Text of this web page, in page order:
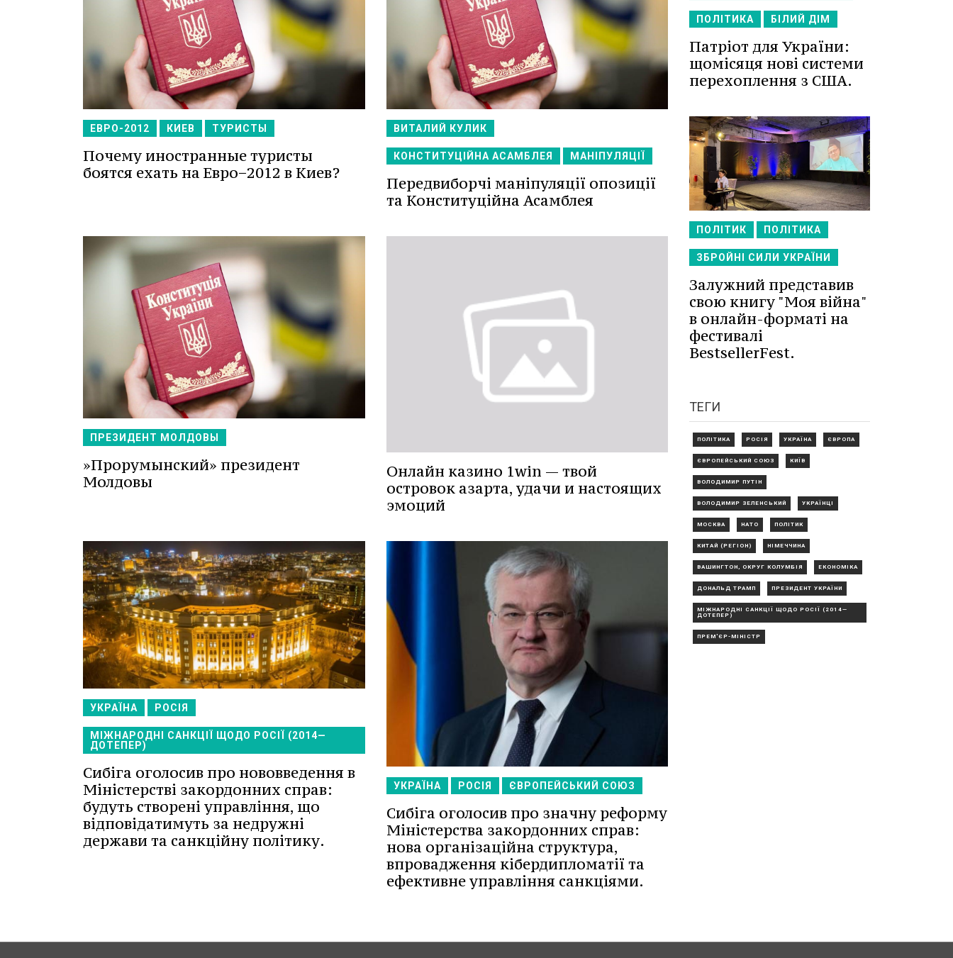
ЕВРО-2012 КИЕВ ТУРИСТЫ
Почему иностранные туристы
боятся ехать на Евро−2012 в Киев?
ВИТАЛИЙ КУЛИК
КОНСТИТУЦІЙНА АСАМБЛЕЯ МАНІПУЛЯЦІЇ
Передвиборчі маніпуляції опозиції
та Конституційна Асамблея
ПРЕЗИДЕНТ МОЛДОВЫ
»Прорумынский» президент
Молдовы
Онлайн казино 1win — твой
островок азарта, удачи и настоящих
эмоций
УКРАЇНА РОСІЯ
МІЖНАРОДНІ САНКЦІЇ ЩОДО РОСІЇ (2014—
ДОТЕПЕР)
Сибіга оголосив про нововведення в
Міністерстві закордонних справ:
будуть створені управління, що
відповідатимуть за недружні
держави та санкційну політику.
УКРАЇНА РОСІЯ ЄВРОПЕЙСЬКИЙ СОЮЗ
Сибіга оголосив про значну реформу
Міністерства закордонних справ:
нова організаційна структура,
впровадження кібердипломатії та
ефективне управління санкціями.
ПОЛІТИКА БІЛИЙ ДІМ
Патріот для України:
щомісяця нові системи
перехоплення з США.
ПОЛІТИК ПОЛІТИКА
ЗБРОЙНІ СИЛИ УКРАЇНИ
Залужний представив
свою книгу "Моя війна"
в онлайн-форматі на
фестивалі
BestsellerFest.
ТЕГИ
ПОЛІТИКА РОСІЯ УКРАЇНА ЄВРОПА
ЄВРОПЕЙСЬКИЙ СОЮЗ КИЇВ
ВОЛОДИМИР ПУТІН
ВОЛОДИМИР ЗЕЛЕНСЬКИЙ УКРАЇНЦІ
МОСКВА НАТО ПОЛІТИК
КИТАЙ (РЕГІОН) НІМЕЧЧИНА
ВАШИНГТОН, ОКРУГ КОЛУМБІЯ ЕКОНОМІКА
ДОНАЛЬД ТРАМП ПРЕЗИДЕНТ УКРАЇНИ
МІЖНАРОДНІ САНКЦІЇ ЩОДО РОСІЇ (2014—
ДОТЕПЕР)
ПРЕМ'ЄР-МІНІСТР